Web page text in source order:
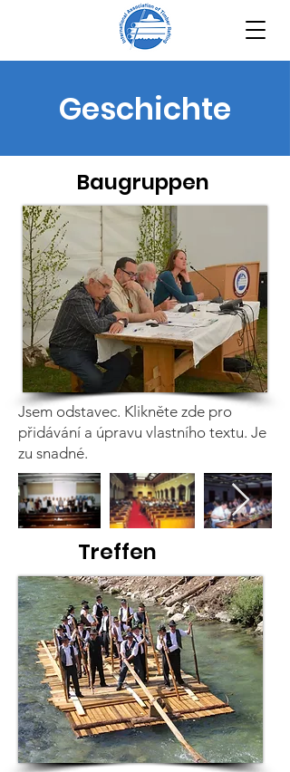
Geschichte
Baugruppen
Jsem odstavec. Klikněte zde pro
přidávání a úpravu vlastního textu. Je
zu snadné.
Treffen